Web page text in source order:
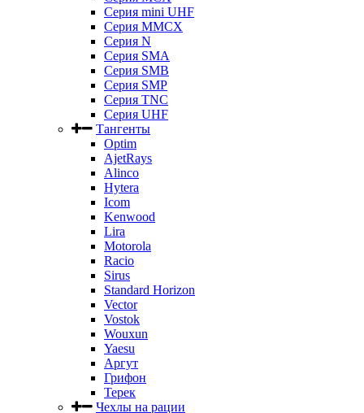
Серия mini UHF
Серия MMCX
Серия N
Серия SMA
Серия SMB
Серия SMP
Серия TNC
Серия UHF
Тангенты
Optim
AjetRays
Alinco
Hytera
Icom
Kenwood
Lira
Motorola
Racio
Sirus
Standard Horizon
Vector
Vostok
Wouxun
Yaesu
Аргут
Грифон
Терек
Чехлы на рации